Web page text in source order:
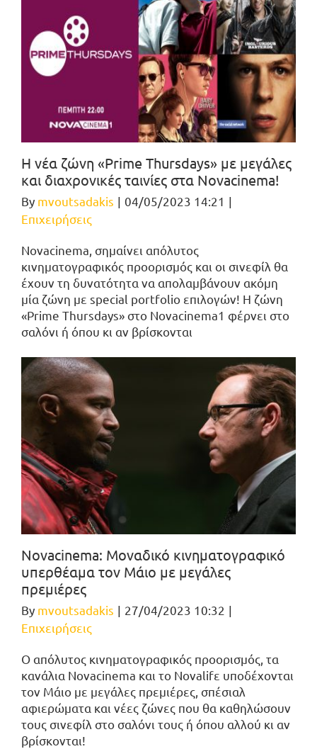
Η νέα ζώνη «Prime Thursdays» με μεγάλες
και διαχρονικές ταινίες στα Novacinema!
By mvoutsadakis | 04/05/2023 14:21 |
Επιχειρήσεις
Novacinema, σημαίνει απόλυτος
κινηματογραφικός προορισμός και οι σινεφίλ θα
έχουν τη δυνατότητα να απολαμβάνουν ακόμη
μία ζώνη με special portfolio επιλογών! H ζώνη
«Prime Thursdays» στο Novacinema1 φέρνει στο
σαλόνι ή όπου κι αν βρίσκονται
Novacinema: Μοναδικό κινηματογραφικό
υπερθέαμα τον Μάιο με μεγάλες
πρεμιέρες
By mvoutsadakis | 27/04/2023 10:32 |
Επιχειρήσεις
Ο απόλυτος κινηματογραφικός προορισμός, τα
κανάλια Novacinema και το Novalifε υποδέχονται
τον Μάιο με μεγάλες πρεμιέρες, σπέσιαλ
αφιερώματα και νέες ζώνες που θα καθηλώσουν
τους σινεφίλ στο σαλόνι τους ή όπου αλλού κι αν
βρίσκονται!